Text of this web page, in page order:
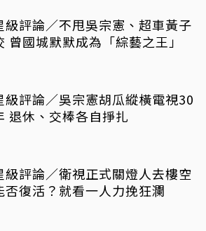
級評論／不甩吳宗憲、超車黃子
曾國城默默成為「綜藝之王」
級評論／吳宗憲胡瓜縱橫電視30
退休、交棒各自掙扎
級評論／衛視正式關燈人去樓空
否復活？就看一人力挽狂瀾